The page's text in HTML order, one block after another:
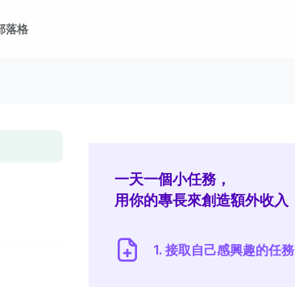
落格
一天一個小任務，
用你的專長來創造額外收入
1. 接取自己感興趣的任務